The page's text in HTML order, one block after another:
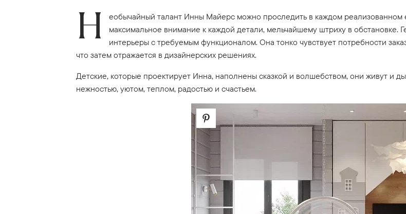
Н
еобычайный талант Инны Майерс можно проследить в каждом
максимальное внимание к каждой детали, мельчайшему штриху в обстановке.
интерьеры с требуемым функционалом. Она тонко чувствует потребности
что затем отражается в дизайнерских решениях.
Детские, которые проектирует Инна, наполнены сказкой и волшебством, они живут и
нежностью, уютом, теплом, радостью и счастьем.